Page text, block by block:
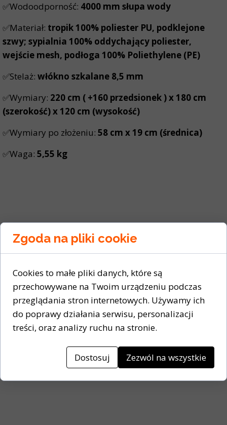
✅Wodoodporność: 4000 mm słupa wody
✅Materiał: tropik 100% poliester PU, podklejone
szwy; sypialnia 100% oddychający poliester,
wejście mesh, podłoga 100% Poliethylene (PE)
✅Stelaż: włókno szkalane 8,5 mm
✅Wymiary: 220 cm ( +160 przedsionek ) x 180 cm
(szerokość) x 120 cm (wysokość)
✅Wymiary po złożeniu: 58 cm x 19 cm (średnica)
✅Waga: 5,55 kg
Zgoda na pliki cookie
Cookies to małe pliki danych, które są
przechowywane na Twoim urządzeniu podczas
przeglądania stron internetowych. Używamy ich
do poprawy działania serwisu, personalizacji
treści, oraz analizy ruchu na stronie.
Dostosuj Zezwól na wszystkie